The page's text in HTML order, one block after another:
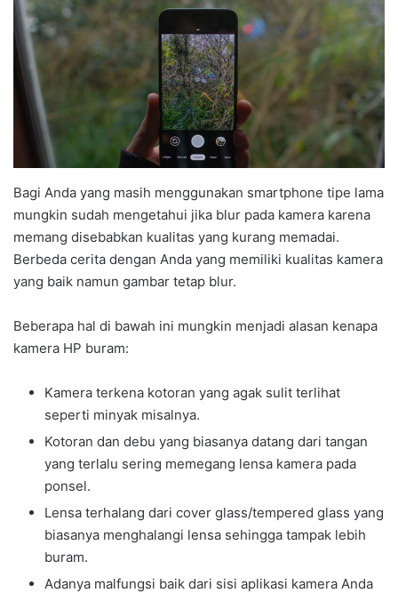
Bagi Anda yang masih menggunakan smartphone tipe lama
mungkin sudah mengetahui jika blur pada kamera karena
memang disebabkan kualitas yang kurang memadai.
Berbeda cerita dengan Anda yang memiliki kualitas kamera
yang baik namun gambar tetap blur.
Beberapa hal di bawah ini mungkin menjadi alasan kenapa
kamera HP buram:
Kamera terkena kotoran yang agak sulit terlihat
seperti minyak misalnya.
Kotoran dan debu yang biasanya datang dari tangan
yang terlalu sering memegang lensa kamera pada
ponsel.
Lensa terhalang dari cover glass/tempered glass yang
biasanya menghalangi lensa sehingga tampak lebih
buram.
Adanya malfungsi baik dari sisi aplikasi kamera Anda